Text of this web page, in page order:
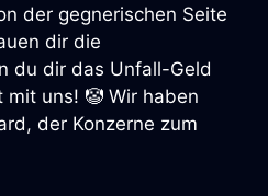
der gegnerischen Seite
dir die
du dir das Unfall-Geld
uns! 🤡 Wir haben
der Konzerne zum